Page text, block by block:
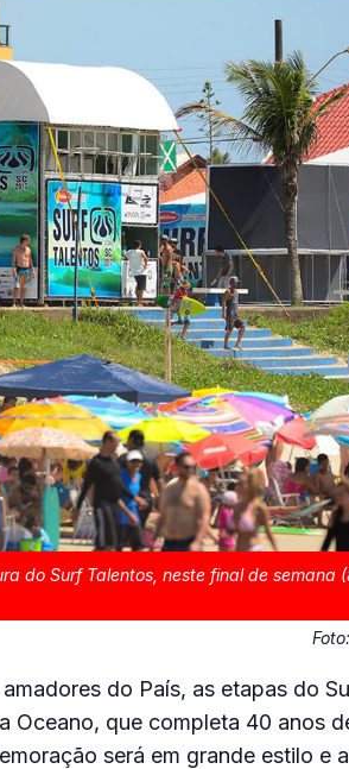
do Surf Talentos, neste final de semana
Foto:
do País, as etapas do
Oceano, que completa 40 anos
será em grande estilo e